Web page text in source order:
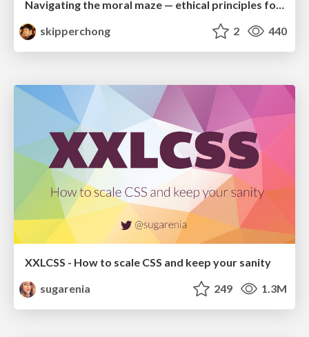
Navigating the moral maze — ethical principles for Al-driven product design
skipperchong
2 440
XXLCSS - How to scale CSS and keep your sanity
sugarenia
249 1.3M